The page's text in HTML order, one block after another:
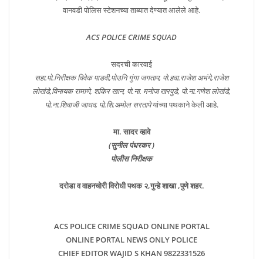
वानवडी पोलिस स्टेशनच्या ताब्यात देण्यात आलेले आहे.
ACS POLICE CRIME SQUAD
सदरची कारवाई
सहा.पो.निरीक्षक विवेक पाडवी,पोउनि गुंगा जगताप, पो.हवा.राजेश अभंगे,राजेश
लोखंडे,विनायक रामाणे, शकिर खान, पो.ना. मनोज खरपुडे, पो.ना.गणेश लोखंडे,
पो.ना.शिवाजी जाधव, पो.शि.अमोल सरतापेयांच्या पथकाने केली आहे.
मा. सादर व्हावे
(सुनील पंधरकर )
पोलीस निरीक्षक
दरोडा व वाहनचोरी विरोधी पथक २,गुन्हे शाखा ,पुणे शहर.
ACS POLICE CRIME SQUAD ONLINE PORTAL
ONLINE PORTAL NEWS ONLY POLICE
CHIEF EDITOR WAJID S KHAN 9822331526